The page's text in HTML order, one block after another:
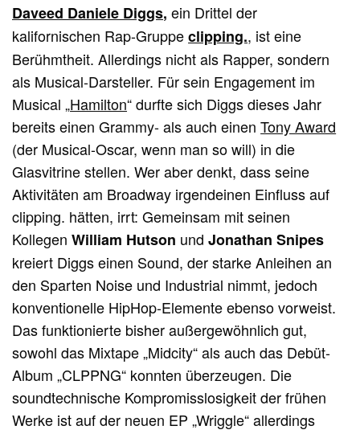
Daveed Daniele Diggs, ein Drittel der
kalifornischen Rap-Gruppeclipping., ist eine
Berühmtheit. Allerdings nicht als Rapper, sondern
als Musical-Darsteller. Für sein Engagement im
Musical „Hamilton“ durfte sich Diggs dieses Jahr
bereits einen Grammy- als auch einenTony Award
(der Musical-Oscar, wenn man so will) in die
Glasvitrine stellen. Wer aber denkt, dass seine
Aktivitäten am Broadway irgendeinen Einfluss auf
clipping. hätten, irrt: Gemeinsam mit seinen
KollegenWilliam Hutson undJonathan Snipes
kreiert Diggs einen Sound, der starke Anleihen an
den Sparten Noise und Industrial nimmt, jedoch
konventionelle HipHop-Elemente ebenso vorweist.
Das funktionierte bisher außergewöhnlich gut,
sowohl das Mixtape „Midcity“ als auch das Debüt-
Album „CLPPNG“ konnten überzeugen. Die
soundtechnische Kompromisslosigkeit der frühen
Werke ist auf der neuen EP „Wriggle“ allerdings